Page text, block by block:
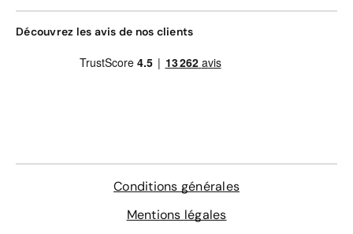
remorquage et véhicule de prêt)
Contrôle technique
Gravage des vitres
Découvrez les avis de nos clients
Conditions générales
Mentions légales